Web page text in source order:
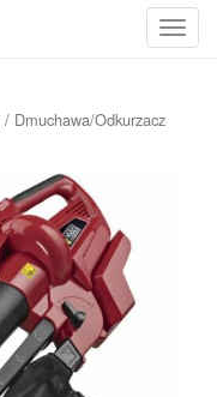
T
/ Dmuchawa/Odkurzacz